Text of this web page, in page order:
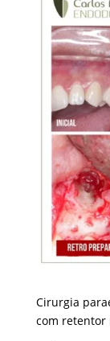
Cirurgia
com retentor